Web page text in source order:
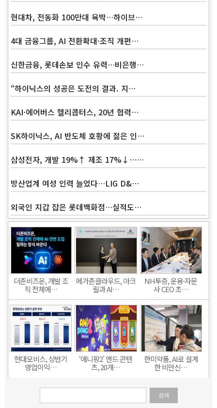
현대차, 전동화 100만대 육박…하이브…
4대 금융그룹, AI 전환확대·조직 개편…
신한금융, 롯데손보 인수 유력…비은행…
“하이닉스의 성공은 도전의 결과. 지…
KAI·에어버스 헬리콥터스, 20년 협력…
SK하이닉스, AI 반도체 호황에 젊은 인…
삼성전자, 개발 19%↑ 제조 17%↓……
방산업계 여성 인력 늘었다…LIG D&…
외국인 지갑 잡은 롯데백화점…실적도…
더존비즈온, 개발 조
직 전체에…
메가존클라우드, 아크
릴과 AI…
NH투증, 운용·자문
사 CEO 초…
현대모비스, 상반기
영업이익…
‘애니팡2’ 엔드 콘텐
츠, 20개…
한미약품, AI로 설계
한 비만신…
검색